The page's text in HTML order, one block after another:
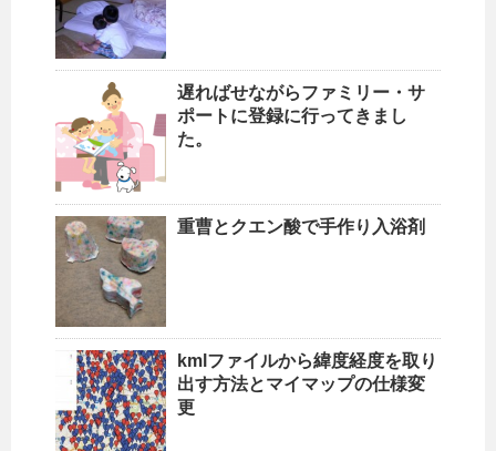
遅ればせながらファミリー・サ
ポートに登録に行ってきまし
た。
重曹とクエン酸で手作り入浴剤
kmlファイルから緯度経度を取り
出す方法とマイマップの仕様変
更